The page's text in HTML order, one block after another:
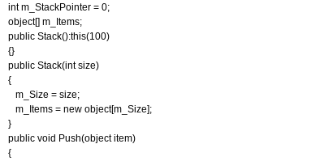
int m_StackPointer = 0;
object[] m_Items;
public Stack():this(100)
{}
public Stack(int size)
{
m_Size = size;
m_Items = new object[m_Size];
}
public void Push(object item)
{